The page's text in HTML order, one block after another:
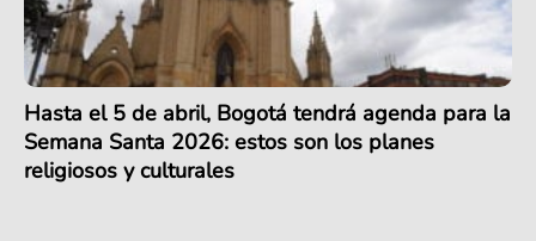
Hasta el 5 de abril, Bogotá tendrá agenda para la
Semana Santa 2026: estos son los planes
religiosos y culturales